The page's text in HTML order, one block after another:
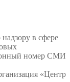
в сфере
номер СМИ
«Центр